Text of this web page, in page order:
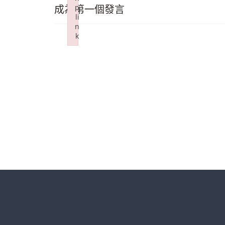
成為第一個發言
p
li
n
k
Failed to initialize plugin: wplink